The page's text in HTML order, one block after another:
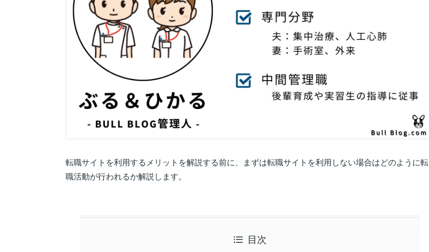
転職サイトを利用するメリットを解説する前に、まずは転職サイトを利用しない場合はどのように転
職活動が行われるか解説します。
目次